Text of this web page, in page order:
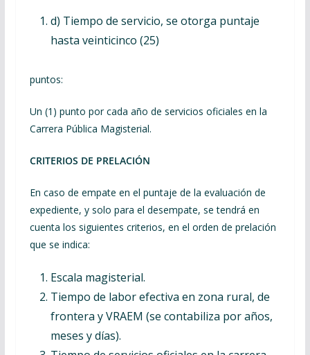
d) Tiempo de servicio, se otorga puntaje
hasta veinticinco (25)
puntos:
Un (1) punto por cada año de servicios oficiales en la
Carrera Pública Magisterial.
CRITERIOS DE PRELACIÓN
En caso de empate en el puntaje de la evaluación de
expediente, y solo para el desempate, se tendrá en
cuenta los siguientes criterios, en el orden de prelación
que se indica:
Escala magisterial.
Tiempo de labor efectiva en zona rural, de
frontera y VRAEM (se contabiliza por años,
meses y días).